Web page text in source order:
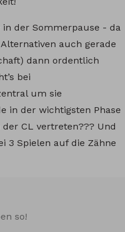
der Sommerpause - da
auch gerade
dann ordentlich
bei
um sie
in der wichtigsten Phase
CL vertreten??? Und
3 Spielen auf die Zähne
so!